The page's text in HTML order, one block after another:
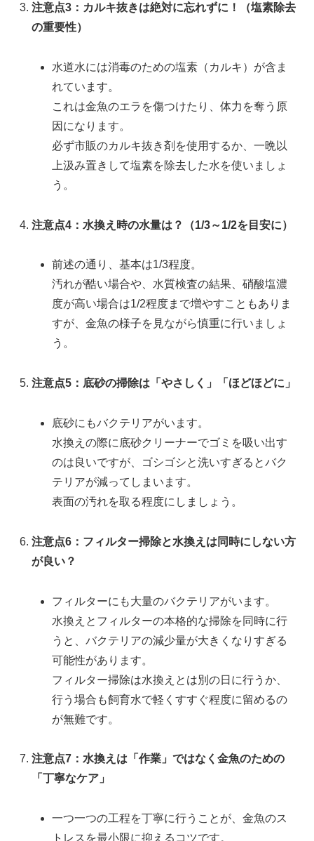
注意点3：カルキ抜きは絶対に忘れずに！（塩素除去
の重要性）
水道水には消毒のための塩素（カルキ）が含ま
れています。
これは金魚のエラを傷つけたり、体力を奪う原
因になります。
必ず市販のカルキ抜き剤を使用するか、一晩以
上汲み置きして塩素を除去した水を使いましょ
う。
注意点4：水換え時の水量は？（1/3～1/2を目安に）
前述の通り、基本は1/3程度。
汚れが酷い場合や、水質検査の結果、硝酸塩濃
度が高い場合は1/2程度まで増やすこともありま
すが、金魚の様子を見ながら慎重に行いましょ
う。
注意点5：底砂の掃除は「やさしく」「ほどほどに」
底砂にもバクテリアがいます。
水換えの際に底砂クリーナーでゴミを吸い出す
のは良いですが、ゴシゴシと洗いすぎるとバク
テリアが減ってしまいます。
表面の汚れを取る程度にしましょう。
注意点6：フィルター掃除と水換えは同時にしない方
が良い？
フィルターにも大量のバクテリアがいます。
水換えとフィルターの本格的な掃除を同時に行
うと、バクテリアの減少量が大きくなりすぎる
可能性があります。
フィルター掃除は水換えとは別の日に行うか、
行う場合も飼育水で軽くすすぐ程度に留めるの
が無難です。
注意点7：水換えは「作業」ではなく金魚のための
「丁寧なケア」
一つ一つの工程を丁寧に行うことが、金魚のス
トレスを最小限に抑えるコツです。